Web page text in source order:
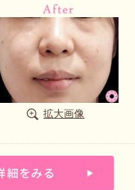
拡大画像